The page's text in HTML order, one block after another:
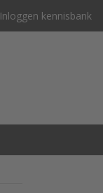
Inloggen kennisbank